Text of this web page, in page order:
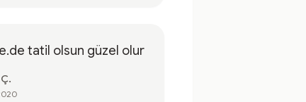
tatil olsun güzel olur